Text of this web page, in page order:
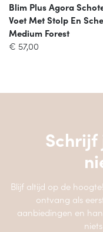
Blim Plus Agora
Voet Met Stolp En
Medium Forest
€ 57,00
Schrijf
Blijf altijd op de
ontvang als
aanbiedingen en